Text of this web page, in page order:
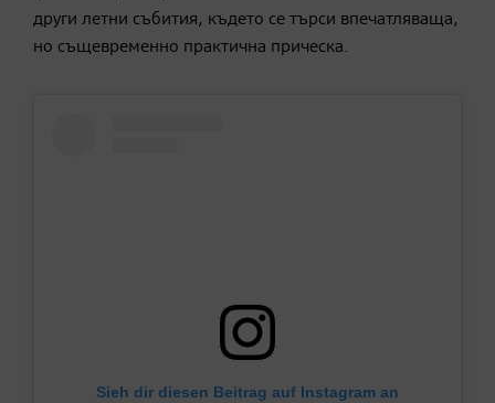
други летни събития, където се търси впечатляваща,
но същевременно практична прическа.
Sieh dir diesen Beitrag auf Instagram an